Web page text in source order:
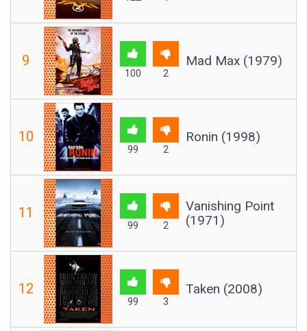
9
100 2
Mad Max (1979)
10
99 2
Ronin (1998)
11
99 2
Vanishing Point
(1971)
12
99 3
Taken (2008)